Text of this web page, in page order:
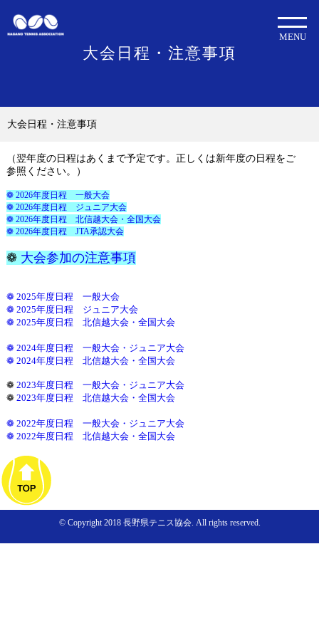
大会日程・注意事項
MENU
大会日程・注意事項
（翌年度の日程はあくまで予定です。正しくは新年度の日程をご
参照ください。）
❁ 2026年度日程 一般大会
❁ 2026年度日程 ジュニア大会
❁ 2026年度日程 北信越大会・全国大会
❁ 2026年度日程 JTA承認大会
❁ 大会参加の注意事項
❁ 2025年度日程 一般大会
❁ 2025年度日程 ジュニア大会
❁ 2025年度日程 北信越大会・全国大会
❁ 2024年度日程 一般大会・ジュニア大会
❁ 2024年度日程 北信越大会・全国大会
❁ 2023年度日程 一般大会・ジュニア大会
❁ 2023年度日程 北信越大会・全国大会
❁ 2022年度日程 一般大会・ジュニア大会
❁ 2022年度日程 北信越大会・全国大会
© Copyright 2018 長野県テニス協会. All rights reserved.